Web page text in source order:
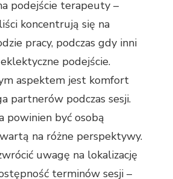
podejście terapeuty –
koncentrują się na
pracy, podczas gdy inni
podejście.
aspektem jest komfort
partnerów podczas sesji.
powinien być osobą
na różne perspektywy.
uwagę na lokalizację
terminów sesji –